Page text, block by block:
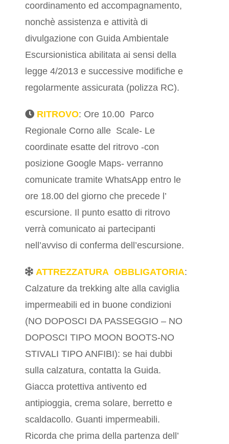
coordinamento ed accompagnamento,
nonchè assistenza e attività di
divulgazione con Guida Ambientale
Escursionistica abilitata ai sensi della
legge 4/2013 e successive modifiche e
regolarmente assicurata (polizza RC).
RITROVO: Ore 10.00 Parco
Regionale Corno alle Scale- Le
coordinate esatte del ritrovo -con
posizione Google Maps- verranno
comunicate tramite WhatsApp entro le
ore 18.00 del giorno che precede l’
escursione. Il punto esatto di ritrovo
verrà comunicato ai partecipanti
nell’avviso di conferma dell’escursione.
ATTREZZATURA OBBLIGATORIA:
Calzature da trekking alte alla caviglia
impermeabili ed in buone condizioni
(NO DOPOSCI DA PASSEGGIO – NO
DOPOSCI TIPO MOON BOOTS-NO
STIVALI TIPO ANFIBI): se hai dubbi
sulla calzatura, contatta la Guida.
Giacca protettiva antivento ed
antipioggia, crema solare, berretto e
scaldacollo. Guanti impermeabili.
Ricorda che prima della partenza dell’